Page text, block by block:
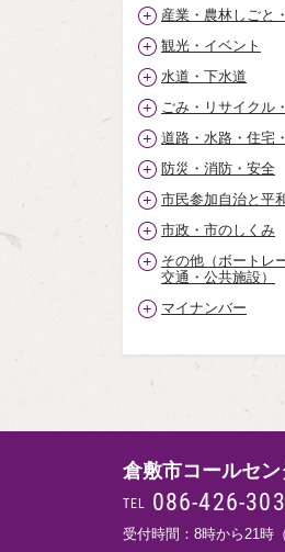
産業・農林しごと
観光・イベント
水道・下水道
ごみ・リサイクル
道路・水路・住宅
防災・消防・安全
市民参加自治と平
市政・市のしくみ
その他（ボートレ
交通・公共施設）
マイナンバー
倉敷市コールセン
TEL 086-426-
受付時間：8時から21時